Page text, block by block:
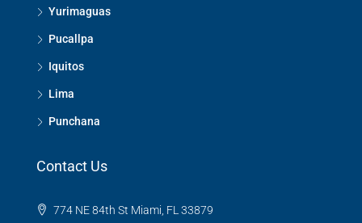
Yurimaguas
Pucallpa
Iquitos
Lima
Punchana
Contact Us
774 NE 84th St Miami, FL 33879